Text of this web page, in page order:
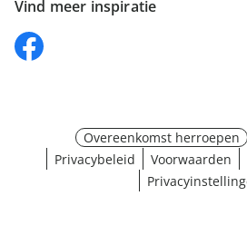
Vind meer inspiratie
Overeenkomst herroepen
Privacybeleid
Voorwaarden